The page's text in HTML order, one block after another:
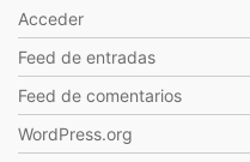
Acceder
Feed de entradas
Feed de comentarios
WordPress.org